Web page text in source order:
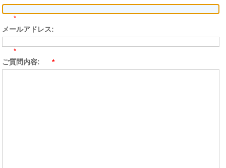
*
メールアドレス:
*
ご質問内容: *